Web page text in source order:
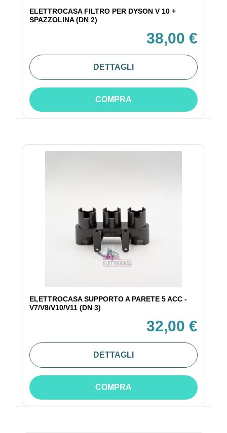
ELETTROCASA FILTRO PER DYSON V 10 +
SPAZZOLINA (DN 2)
38,00 €
DETTAGLI
COMPRA
ELETTROCASA SUPPORTO A PARETE 5 ACC -
V7/V8/V10/V11 (DN 3)
32,00 €
DETTAGLI
COMPRA